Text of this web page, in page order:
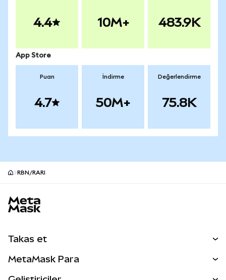
4.4 10M+ 483.9K
App Store
Puan
4.7
İndirme
50M+
Değerlendirme
75.8K
RBN/RARI
Takas et
MetaMask Para